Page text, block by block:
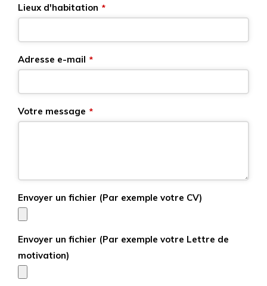
Lieux d'habitation *
Adresse e-mail *
Votre message *
Envoyer un fichier (Par exemple votre CV)
Envoyer un fichier (Par exemple votre Lettre de
motivation)